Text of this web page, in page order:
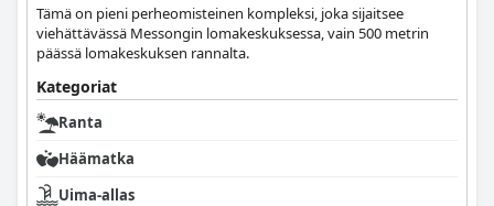
Tämä on pieni perheomisteinen kompleksi, joka sijaitsee
viehättävässä Messongin lomakeskuksessa, vain 500 metrin
päässä lomakeskuksen rannalta.
Kategoriat
Ranta
Häämatka
Uima-allas